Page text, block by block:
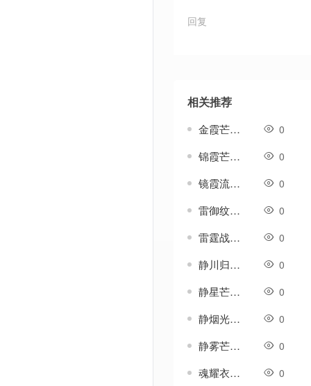
回复
相关推荐
金霞芒-传奇衣服素材 0
锦霞芒-传奇衣服素材 0
镜霞流-传奇衣服素材 0
雷御纹-传奇衣服素材 0
雷霆战袍-传奇衣服素材 0
静川归雁衣服-传奇衣服素材 0
静星芒-传奇衣服素材 0
静烟光-传奇衣服素材 0
静雾芒-传奇衣服素材 0
魂耀衣服-传奇衣服素材 0